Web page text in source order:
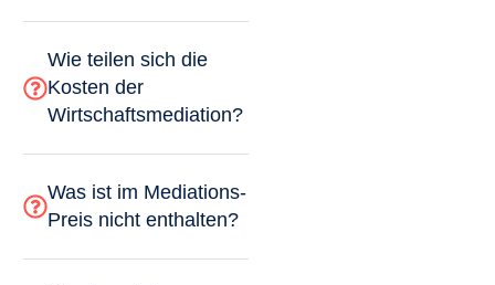
Wie teilen sich die
Kosten der
Wirtschaftsmediation?
Was ist im Mediations-
Preis nicht enthalten?